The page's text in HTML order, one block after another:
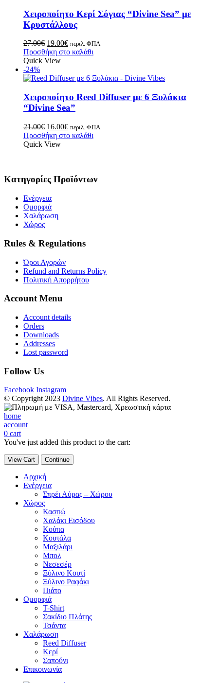
Χειροποίητο Κερί Σόγιας “Divine Sea” με
Κρυστάλλους
27.00€ 19.00€ περιλ. ΦΠΑ
Προσθήκη στο καλάθι
Quick View
-24%
Χειροποίητο Reed Diffuser με 6 Ξυλάκια
“Divine Sea”
21.00€ 16.00€ περιλ. ΦΠΑ
Προσθήκη στο καλάθι
Quick View
Κατηγορίες Προϊόντων
Ενέργεια
Ομορφιά
Χαλάρωση
Χώρος
Rules & Regulations
Όροι Αγορών
Refund and Returns Policy
Πολιτική Απορρήτου
Account Menu
Account details
Orders
Downloads
Addresses
Lost password
Follow Us
Facebook Instagram
© Copyright 2023 Divine Vibes. All Rights Reserved.
home
account
0 cart
You've just added this product to the cart:
View Cart Continue
Αρχική
Ενέργεια
Σπρέι Αύρας – Χώρου
Χώρος
Κασπώ
Χαλάκι Εισόδου
Κούπα
Κουτάλα
Μαξιλάρι
Μπολ
Νεσεσέρ
Ξύλινο Κουτί
Ξύλινο Ραφάκι
Πιάτο
Ομορφιά
T-Shirt
Σακίδιο Πλάτης
Τσάντα
Χαλάρωση
Reed Diffuser
Κερί
Σαπούνι
Επικοινωνία